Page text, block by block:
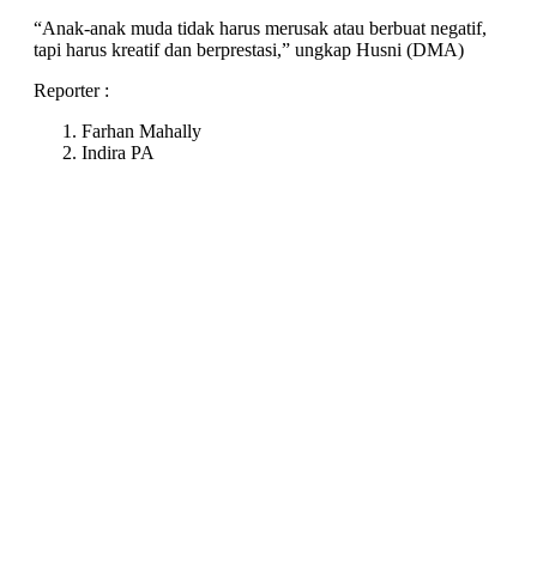
“Anak-anak muda tidak harus merusak atau berbuat negatif,
tapi harus kreatif dan berprestasi,” ungkap Husni (DMA)
Reporter :
Farhan Mahally
Indira PA